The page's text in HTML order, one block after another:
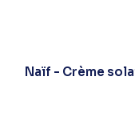
Naïf - Crème